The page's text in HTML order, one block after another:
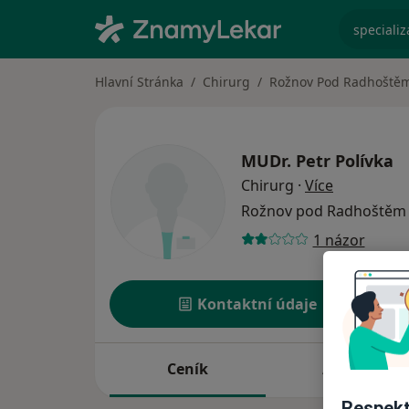
Hlavní Stránka Chirurg Rožnov Pod
MUDr. Petr Polívka
Chirurg · Více
Rožnov pod Radhoštěm
1 názor
Kontaktní údaje
Ceník Adresy